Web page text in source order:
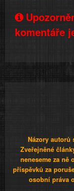
komentáře
Názory autorů
Zveřejněné
neneseme za ně
příspěvků za
osobní práva